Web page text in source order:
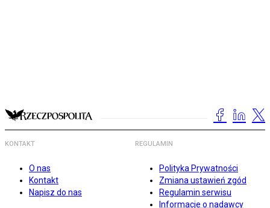
KONTAKT
O nas
Kontakt
Napisz do nas
REGULAMIN
Polityka Prywatności
Zmiana ustawień zgód
Regulamin serwisu
Informacje o nadawcy